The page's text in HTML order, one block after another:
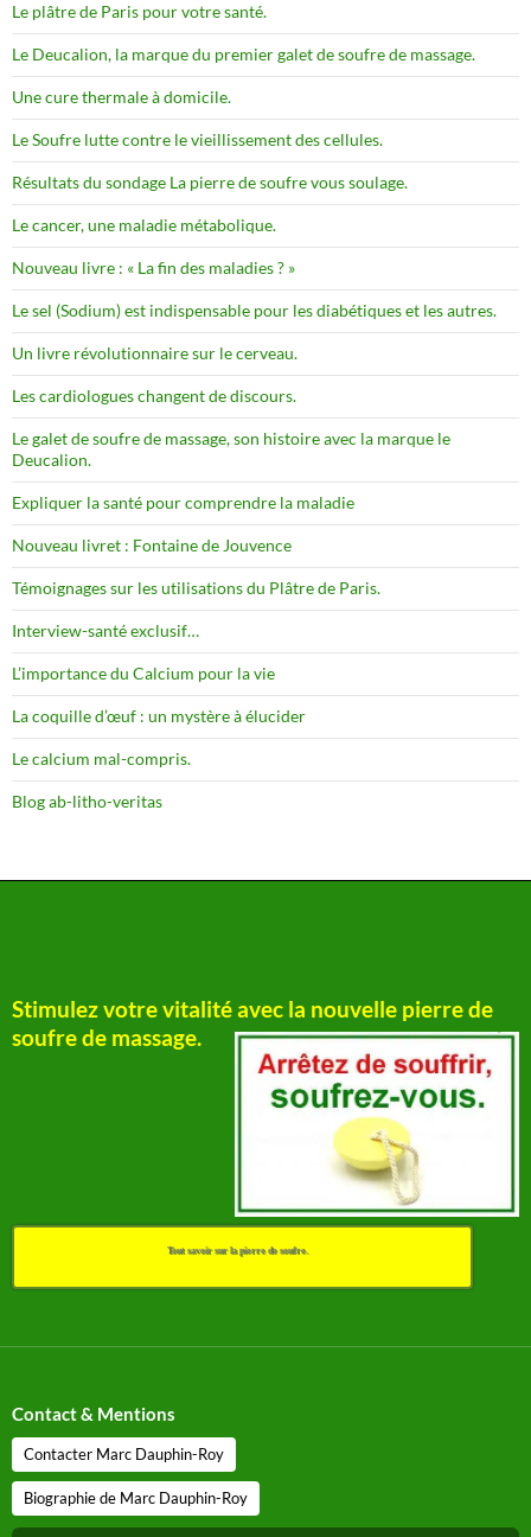
Le plâtre de Paris pour votre santé.
Le Deucalion, la marque du premier galet de soufre de massage.
Une cure thermale à domicile.
Le Soufre lutte contre le vieillissement des cellules.
Résultats du sondage La pierre de soufre vous soulage.
Le cancer, une maladie métabolique.
Nouveau livre : « La fin des maladies ? »
Le sel (Sodium) est indispensable pour les diabétiques et les autres.
Un livre révolutionnaire sur le cerveau.
Les cardiologues changent de discours.
Le galet de soufre de massage, son histoire avec la marque le
Deucalion.
Expliquer la santé pour comprendre la maladie
Nouveau livret : Fontaine de Jouvence
Témoignages sur les utilisations du Plâtre de Paris.
Interview-santé exclusif…
L’importance du Calcium pour la vie
La coquille d’œuf : un mystère à élucider
Le calcium mal-compris.
Blog ab-litho-veritas
Stimulez votre vitalité avec la nouvelle pierre de
soufre de massage.
Tout savoir sur la pierre de soufre.
Contact & Mentions
Contacter Marc Dauphin-Roy
Biographie de Marc Dauphin-Roy